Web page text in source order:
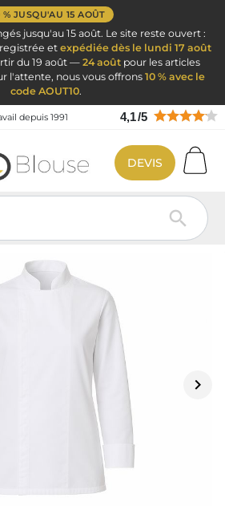
% JUSQU'AU 15 AOÛT
jusqu'au 15 août. Le site reste ouvert :
et expédiée dès le lundi 17 août
du 19 août —24 aoûtpour les articles
l'attente, nous vous offrons 10 % avec le
code AOUT10.
depuis 1991 4,1/5

DEVIS
de cuisine
Veste de cuisine
